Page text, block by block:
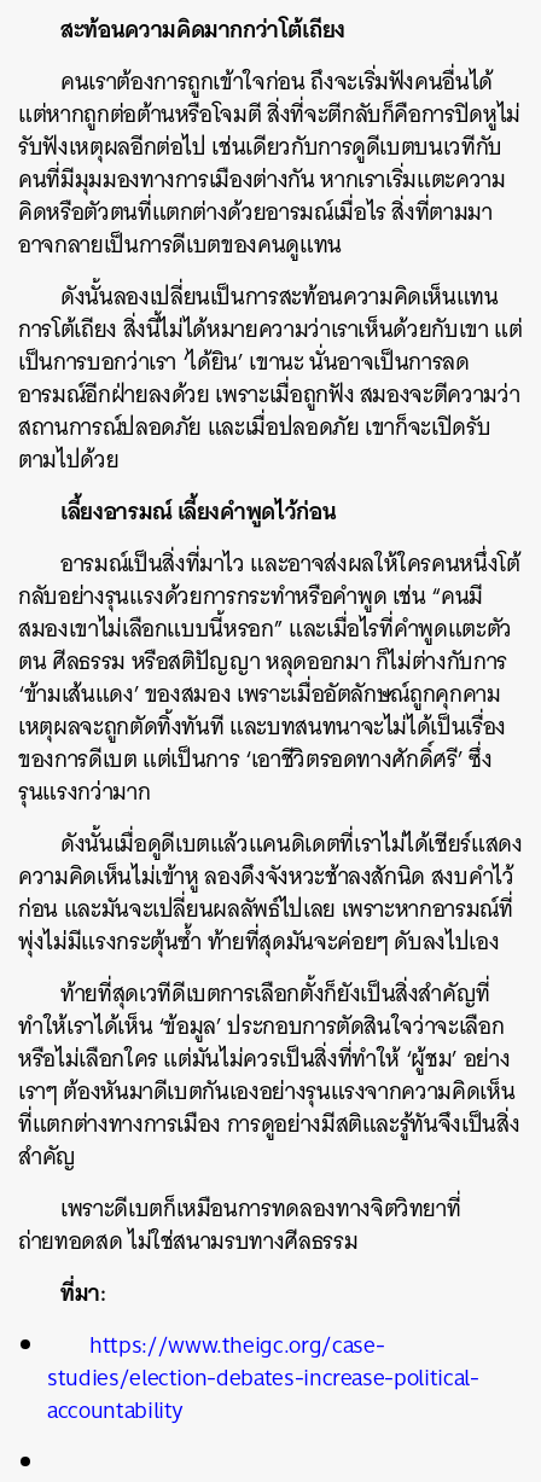
สะท้อนความคิดมากกว่าโต้เถียง
คนเราต้องการถูกเข้าใจก่อน ถึงจะเริ่มฟังคนอื่นได้
แต่หากถูกต่อต้านหรือโจมตี สิ่งที่จะตีกลับก็คือการปิดหูไม่
รับฟังเหตุผลอีกต่อไป เช่นเดียวกับการดูดีเบตบนเวทีกับ
คนที่มีมุมมองทางการเมืองต่างกัน หากเราเริ่มแตะความ
คิดหรือตัวตนที่แตกต่างด้วยอารมณ์เมื่อไร สิ่งที่ตามมา
อาจกลายเป็นการดีเบตของคนดูแทน
ดังนั้นลองเปลี่ยนเป็นการสะท้อนความคิดเห็นแทน
การโต้เถียง สิ่งนี้ไม่ได้หมายความว่าเราเห็นด้วยกับเขา แต่
เป็นการบอกว่าเรา ‘ได้ยิน’ เขานะ นั่นอาจเป็นการลด
อารมณ์อีกฝ่ายลงด้วย เพราะเมื่อถูกฟัง สมองจะตีความว่า
สถานการณ์ปลอดภัย และเมื่อปลอดภัย เขาก็จะเปิดรับ
ตามไปด้วย
เลี้ยงอารมณ์ เลี้ยงคำพูดไว้ก่อน
อารมณ์เป็นสิ่งที่มาไว และอาจส่งผลให้ใครคนหนึ่งโต้
กลับอย่างรุนแรงด้วยการกระทำหรือคำพูด เช่น “คนมี
สมองเขาไม่เลือกแบบนี้หรอก” และเมื่อไรที่คำพูดแตะตัว
ตน ศีลธรรม หรือสติปัญญา หลุดออกมา ก็ไม่ต่างกับการ
‘ข้ามเส้นแดง’ ของสมอง เพราะเมื่ออัตลักษณ์ถูกคุกคาม
เหตุผลจะถูกตัดทิ้งทันที และบทสนทนาจะไม่ได้เป็นเรื่อง
ของการดีเบต แต่เป็นการ ‘เอาชีวิตรอดทางศักดิ์ศรี’ ซึ่ง
รุนแรงกว่ามาก
ดังนั้นเมื่อดูดีเบตแล้วแคนดิเดตที่เราไม่ได้เชียร์แสดง
ความคิดเห็นไม่เข้าหู ลองดึงจังหวะช้าลงสักนิด สงบคำไว้
ก่อน และมันจะเปลี่ยนผลลัพธ์ไปเลย เพราะหากอารมณ์ที่
พุ่งไม่มีแรงกระตุ้นซ้ำ ท้ายที่สุดมันจะค่อยๆ ดับลงไปเอง
ท้ายที่สุดเวทีดีเบตการเลือกตั้งก็ยังเป็นสิ่งสำคัญที่
ทำให้เราได้เห็น ‘ข้อมูล’ ประกอบการตัดสินใจว่าจะเลือก
หรือไม่เลือกใคร แต่มันไม่ควรเป็นสิ่งที่ทำให้ ‘ผู้ชม’ อย่าง
เราๆ ต้องหันมาดีเบตกันเองอย่างรุนแรงจากความคิดเห็น
ที่แตกต่างทางการเมือง การดูอย่างมีสติและรู้ทันจึงเป็นสิ่ง
สำคัญ
เพราะดีเบตก็เหมือนการทดลองทางจิตวิทยาที่
ถ่ายทอดสด ไม่ใช่สนามรบทางศีลธรรม
ที่มา:
https://www.theigc.org/case-
studies/election-debates-increase-political-
accountability
ค้นหา
SHARE TWEET LINE